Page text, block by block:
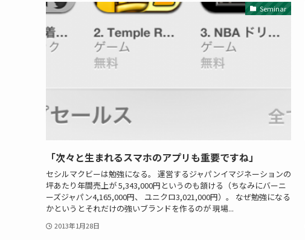
Seminar
「次々と生まれるスマホのアプリも重要ですね」
セシルマクビーは勉強になる。 運営するジャパンイマジネーションの
坪あたり年間売上が 5,343,000円というのも頷ける（ちなみにバーニ
ーズジャパン4,165,000円、 ユニクロ3,021,000円）。 なぜ勉強になる
かというとそれだけの強いブランドを作るのが 現場...
2013年1月28日